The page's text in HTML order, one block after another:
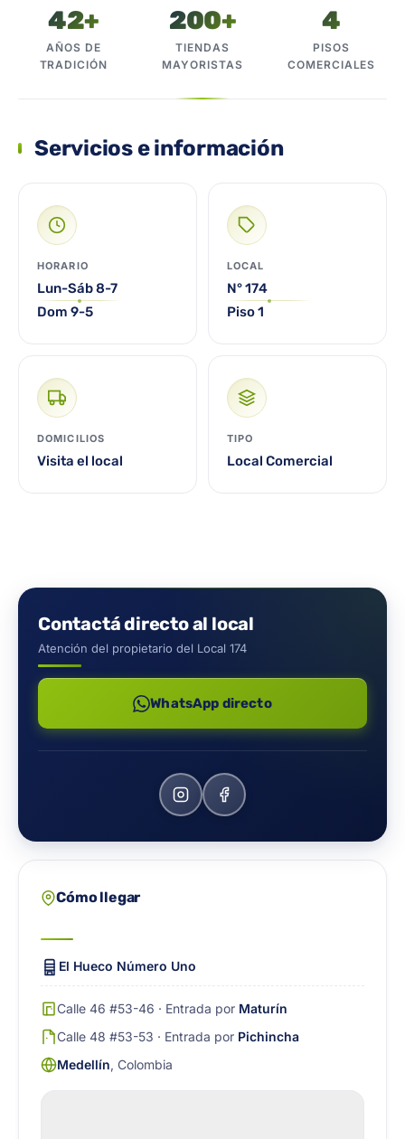
42+
AÑOS DE
TRADICIÓN
200+
TIENDAS
MAYORISTAS
4
PISOS
COMERCIALES
Servicios e información
HORARIO
Lun-Sáb 8-7
Dom 9-5
LOCAL
N° 174
Piso 1
DOMICILIOS
Visita el local
TIPO
Local Comercial
Contactá directo al local
Atención del propietario del Local 174
WhatsApp directo
Cómo llegar
El Hueco Número Uno
Calle 46 #53-46 · Entrada por Maturín
Calle 48 #53-53 · Entrada por Pichincha
Medellín, Colombia